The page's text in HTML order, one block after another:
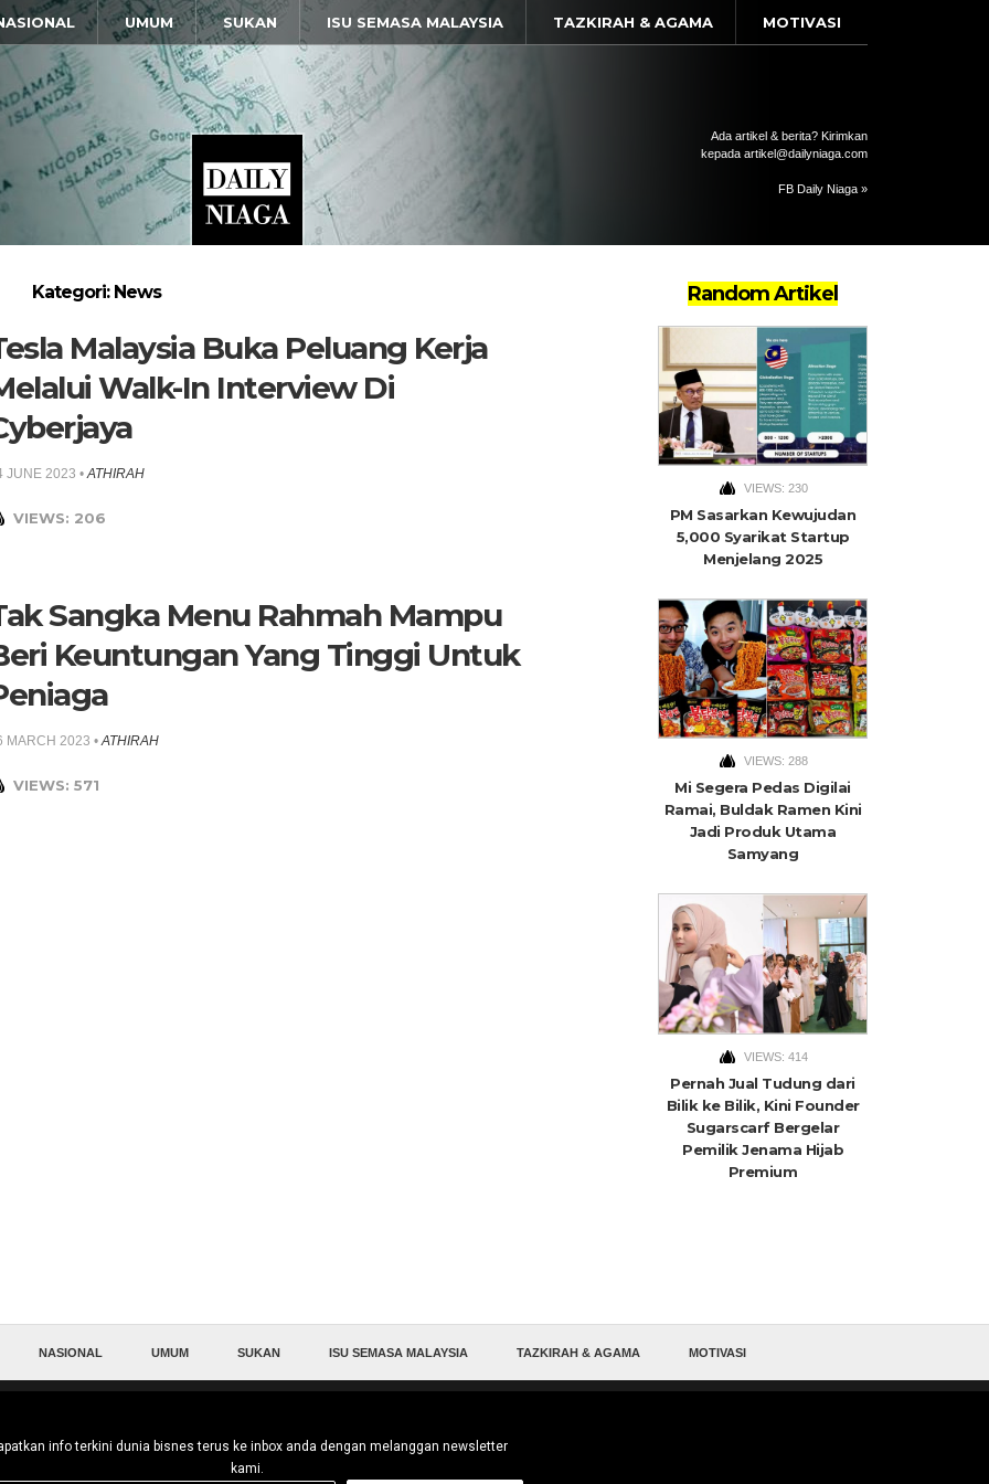
UMUM SUKAN ISU SEMASA MALAYSIA TAZKIRAH & AGAMA MOTIVASI
Ada artikel & berita? Kirimkan
kepada artikel@dailyniaga.com
FB Daily Niaga »
Kategori: News
Malaysia Buka Peluang Kerja
Walk-In Interview Di
JUNE 2023 •ATHIRAH
VIEWS: 206
Sangka Menu Rahmah Mampu
Keuntungan Yang Tinggi Untuk
MARCH 2023 •ATHIRAH
VIEWS: 571
Random Artikel
VIEWS: 230
PM Sasarkan Kewujudan
5,000 Syarikat Startup
Menjelang 2025
VIEWS: 288
Mi Segera Pedas Digilai
Ramai, Buldak Ramen Kini
Jadi Produk Utama
Samyang
VIEWS: 414
Pernah Jual Tudung dari
Bilik ke Bilik, Kini Founder
Sugarscarf Bergelar
Pemilik Jenama Hijab
Premium
NASIONAL UMUM SUKAN ISU SEMASA MALAYSIA TAZKIRAH & AGAMA MOTIVASI
info terkini dunia bisnes terus ke inbox anda dengan melanggan newsletter
kami.